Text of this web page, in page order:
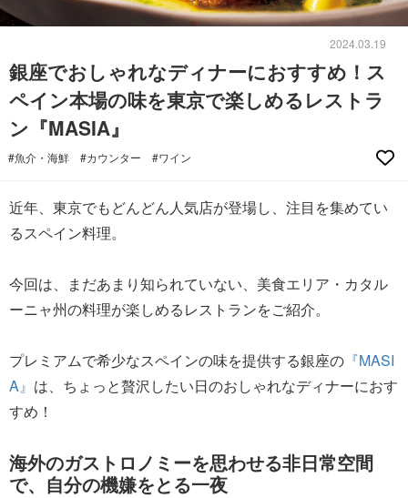
2024.03.19
銀座でおしゃれなディナーにおすすめ！ス
ペイン本場の味を東京で楽しめるレストラ
ン『MASIA』
#魚介・海鮮 #カウンター #ワイン
近年、東京でもどんどん人気店が登場し、注目を集めてい
るスペイン料理。
今回は、まだあまり知られていない、美食エリア・カタル
ーニャ州の料理が楽しめるレストランをご紹介。
プレミアムで希少なスペインの味を提供する銀座の 『MASI
A』 は、ちょっと贅沢したい日のおしゃれなディナーにおす
すめ！
海外のガストロノミーを思わせる非日常空間
で、自分の機嫌をとる一夜